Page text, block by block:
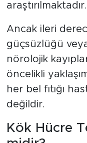
araştırılmaktadır.
Ancak ileri
güçsüzlüğü
nörolojik
öncelikli
her bel fıtığı
değildir.
Kök Hücre